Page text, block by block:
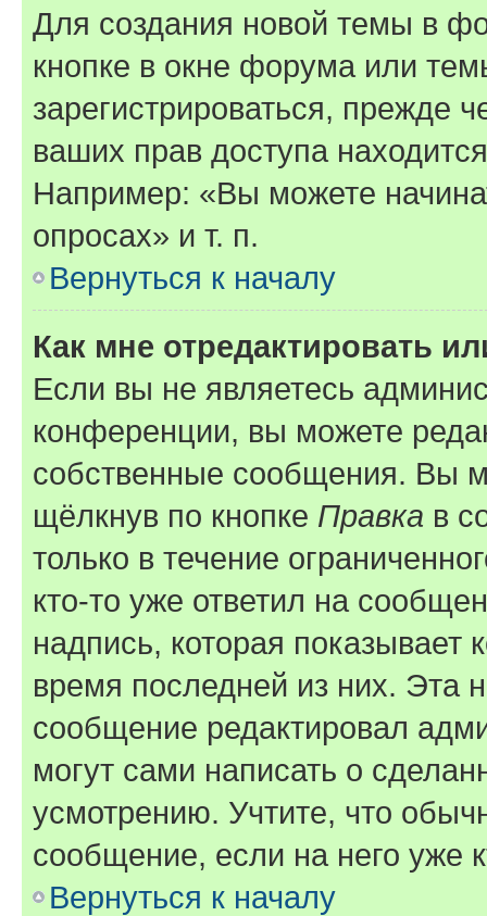
Для создания новой темы в
кнопке в окне форума или
зарегистрироваться, прежде
ваших прав доступа
Например: «Вы можете
опросах» и т. п.
Вернуться к началу
Как мне отредактировать
Если вы не являетесь
конференции, вы можете
собственные сообщения. Вы
щёлкнув по кнопке Правка в
только в течение
кто-то уже ответил на
надпись, которая показывает
время последней из них. Эта
сообщение редактировал
могут сами написать о
усмотрению. Учтите, что
сообщение, если на него уже
Вернуться к началу